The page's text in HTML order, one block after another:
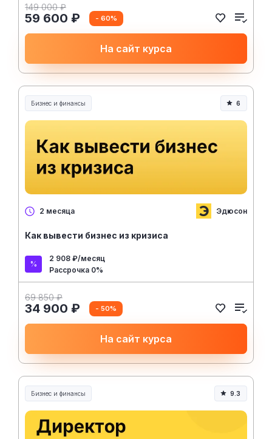
149 000 ₽
59 600 ₽ - 60%
На сайт курса
Бизнес и финансы 6
2 месяца Эдюсон
Как вывести бизнес из кризиса
2 908 ₽/месяц
Рассрочка 0%
69 850 ₽
34 900 ₽ - 50%
На сайт курса
Бизнес и финансы 9.3